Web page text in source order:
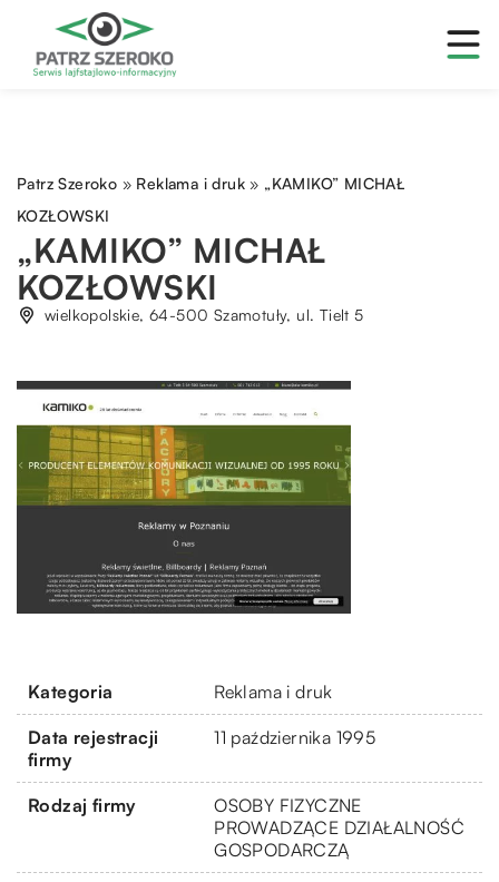
Patrz Szeroko » Reklama i druk » „KAMIKO” MICHAŁ
KOZŁOWSKI
„KAMIKO” MICHAŁ
KOZŁOWSKI
wielkopolskie, 64-500 Szamotuły, ul. Tielt 5
Kategoria Reklama i druk
Data rejestracji
firmy
11 października 1995
Rodzaj firmy
OSOBY FIZYCZNE
PROWADZĄCE DZIAŁALNOŚĆ
GOSPODARCZĄ